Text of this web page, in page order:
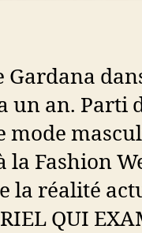
an. Parti
Fashion
la réalité
QUI